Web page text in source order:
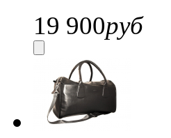
19 900руб